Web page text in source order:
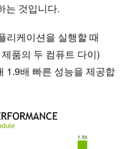
는 것입니다.
리케이션을 실행할 때
품의 두 컴퓨트 다이)
1.9배 빠른 성능을 제공합